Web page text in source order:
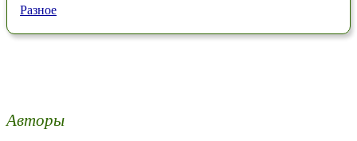
Разное
Авторы